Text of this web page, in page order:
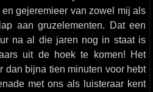
gejeremieer van zowel mij als
aan gruzelementen. Dat een
na al die jaren nog in staat is
uit de hoek te komen! Het
dan bijna tien minuten voor hebt
met ons als luisteraar kent